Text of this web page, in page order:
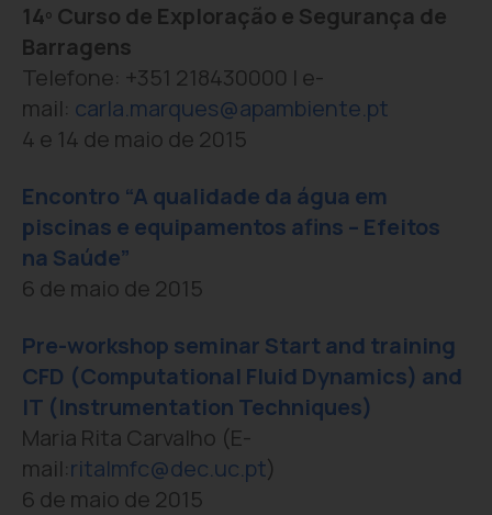
14º Curso de Exploração e Segurança de
Barragens
Telefone: +351 218430000 | e-
mail: carla.marques@apambiente.pt
4 e 14 de maio de 2015
Encontro “A qualidade da água em
piscinas e equipamentos afins – Efeitos
na Saúde”
6 de maio de 2015
Pre-workshop seminar Start and training
CFD (Computational Fluid Dynamics) and
IT (Instrumentation Techniques)
Maria Rita Carvalho (E-
mail:ritalmfc@dec.uc.pt)
6 de maio de 2015